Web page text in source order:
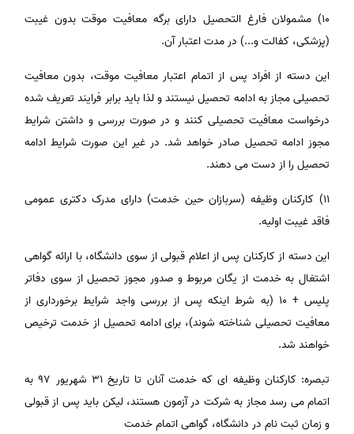
١٠) مشمولان فارغ التحصیل دارای برگه معافیت موقت بدون غیبت
(پزشکی، کفالت و...) در مدت اعتبار آن.
این دسته از افراد پس از اتمام اعتبار معافیت موقت، بدون معافیت
تحصیلی مجاز به ادامه تحصیل نیستند و لذا باید برابر فرایند تعریف شده
درخواست معافیت تحصیلی کنند و در صورت بررسی و داشتن شرایط
مجوز ادامه تحصیل صادر خواهد شد. در غیر این صورت شرایط ادامه
تحصیل را از دست می دهند.
١١) کارکنان وظیفه (سربازان حین خدمت) دارای مدرک دکتری عمومی
فاقد غیبت اولیه.
این دسته از کارکنان پس از اعلام قبولی از سوی دانشگاه، با ارائه گواهی
اشتغال به خدمت از یگان مربوط و صدور مجوز تحصیل از سوی دفاتر
پلیس + ١٠ (به شرط اینکه پس از بررسی واجد شرایط برخورداری از
معافیت تحصیلی شناخته شوند)، برای ادامه تحصیل از خدمت ترخیص
خواهند شد.
تبصره: کارکنان وظیفه ای که خدمت آنان تا تاریخ ٣١ شهریور ٩٧ به
اتمام می رسد مجاز به شرکت در آزمون هستند، لیکن باید پس از قبولی
و زمان ثبت نام در دانشگاه، گواهی اتمام خدمت